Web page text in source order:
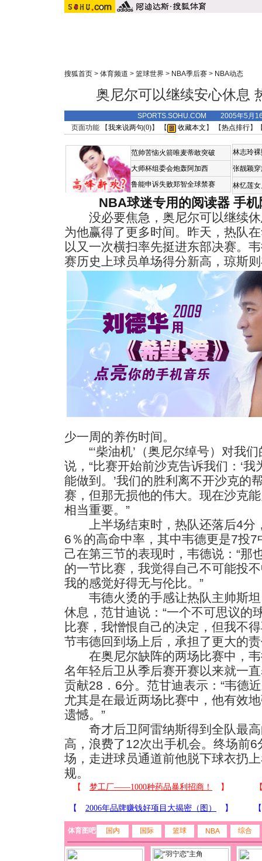
搜狐首页 > 体育频道 > 篮球世界 > NBA季后赛 > NBA动态
奥尼尔可以继续安心休息
SPORTS.SOHU.COM 2005年5月
页面功能 【我来说两句(0)】 【 收藏本文 】 【热点排行】
范帅苦恼火箭唯麦蒂敢突破
大师杯组委会炮轰阿加西
鲁能申诉失败郑智全球禁赛
林志玲
张靓颖
林忆莲
NBA球迷专用的阅读器 手
没必要焦急，奥尼尔可以继续休
为他赢得了更多时间。昨天，热队
以又一次横扫率先挺进东部决赛。
赛历史上球员单场得分新高，琼斯
少一周的养伤时间。
“‘柴油机’（奥尼尔绰号）对我们
说，“比赛开始前沙克告诉我们：‘
能做到。’我们的胜利离不开沙克的
赛，但那无损他的伟大。现在沙克
相当重要。”
上半场结束时，热队还落后4分
6％的高命中率，其中韦德更是7投
己在第三节的表现时，韦德说：“那
的一节比赛，我觉得自己不可能投
我的感觉好得无与伦比。”
韦德火烫的手感让热队主帅斯坦
休息，范甘迪说：“一个不可思议的
比赛，我憎恨自己的决定，但我不
节韦德回到场上后，承担了更大的
在奥尼尔缺阵的两场比赛中，韦
名年轻后卫从季后赛开赛以来就一
贡献28．6分。范甘迪表示：“韦德
尤其是在最近两场比赛中，他有效
遗憾。”
奇才后卫阿雷纳斯得到全队最高
高，浪费了12次出手机会。终场前
场，走进球员通道前他脱下球衣扔
规。
体育图吧 国内 国际 篮球 NBA 综合